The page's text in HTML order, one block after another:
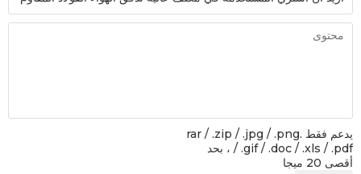
يدعم فقط .rar / .zip / .jpg / .png
/ .gif / .doc / .xls / .pdf ، بحد
أقصى 20 ميجا